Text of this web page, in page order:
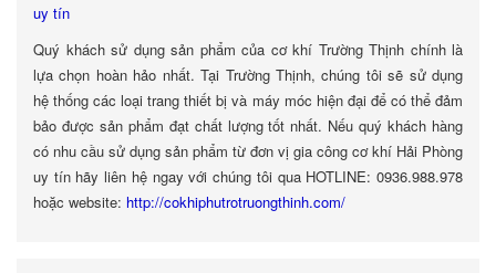
uy tín
Quý khách sử dụng sản phẩm của cơ khí Trường Thịnh chính là
lựa chọn hoàn hảo nhất. Tại Trường Thịnh, chúng tôi sẽ sử dụng
hệ thống các loại trang thiết bị và máy móc hiện đại để có thể đảm
bảo được sản phẩm đạt chất lượng tốt nhất. Nếu quý khách hàng
có nhu cầu sử dụng sản phẩm từ đơn vị gia công cơ khí Hải Phòng
uy tín hãy liên hệ ngay với chúng tôi qua HOTLINE: 0936.988.978
hoặc website: http://cokhiphutrotruongthinh.com/